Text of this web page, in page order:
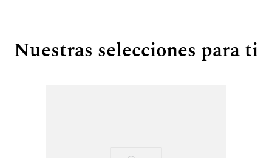
Nuestras selecciones para ti